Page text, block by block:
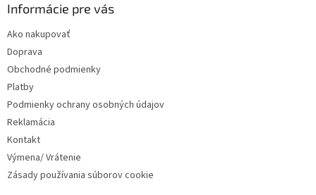
Informácie pre vás
Ako nakupovať
Doprava
Obchodné podmienky
Platby
Podmienky ochrany osobných údajov
Reklamácia
Kontakt
Výmena/ Vrátenie
Zásady používania súborov cookie